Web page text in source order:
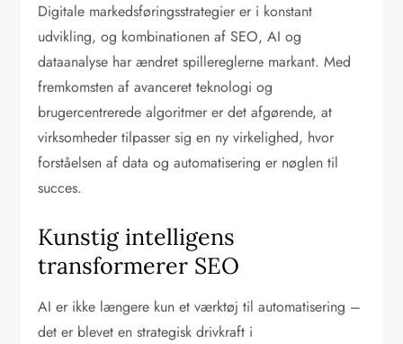
Digitale markedsføringsstrategier er i konstant
udvikling, og kombinationen af SEO, AI og
dataanalyse har ændret spillereglerne markant. Med
fremkomsten af avanceret teknologi og
brugercentrerede algoritmer er det afgørende, at
virksomheder tilpasser sig en ny virkelighed, hvor
forståelsen af data og automatisering er nøglen til
succes.
Kunstig intelligens
transformerer SEO
AI er ikke længere kun et værktøj til automatisering –
det er blevet en strategisk drivkraft i